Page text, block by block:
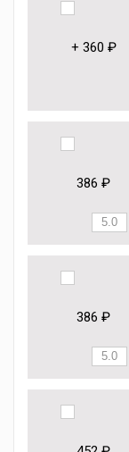
+ 360 ₽
386 ₽
386 ₽